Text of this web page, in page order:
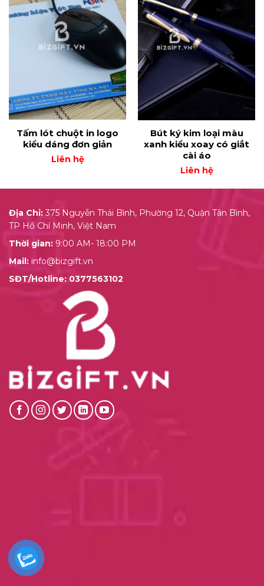
Tấm lót chuột in logo
kiểu dáng đơn giản
Liên hệ
Bút ký kim loại màu
xanh kiểu xoay có giắt
cài áo
Liên hệ
Địa Chỉ:375 Nguyễn Thái Bình, Phường 12, Quận Tân Bình,
TP Hồ Chí Minh, Việt Nam
Thời gian:9:00 AM- 18:00 PM
Mail: info@bizgift.vn
SĐT/Hotline: 0377563102